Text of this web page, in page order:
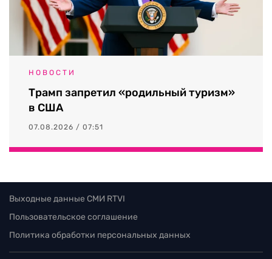
НОВОСТИ
Трамп запретил «родильный туризм»
в США
07.08.2026 / 07:51
Выходные данные СМИ RTVI
Пользовательское соглашение
Политика обработки персональных данных